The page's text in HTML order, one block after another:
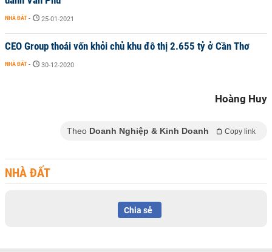
NHÀ ĐẤT - 25-01-2021
CEO Group thoái vốn khỏi chủ khu đô thị 2.655 tỷ ở Cần Thơ
NHÀ ĐẤT - 30-12-2020
Hoàng Huy
Theo Doanh Nghiệp & Kinh Doanh Copy link
NHÀ ĐẤT
Chia sẻ